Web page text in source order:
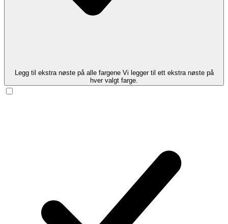
Legg til ekstra nøste på alle fargene Vi legger til ett ekstra nøste på
hver valgt farge.